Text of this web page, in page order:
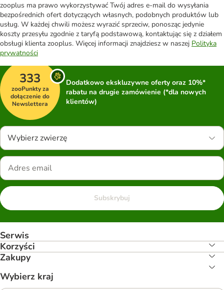
zooplus ma prawo wykorzystywać Twój adres e-mail do wysyłania
bezpośrednich ofert dotyczących własnych, podobnych produktów lub
usług. W każdej chwili możesz wyrazić sprzeciw, ponosząc jedynie
koszty przesyłu zgodnie z taryfą podstawową, kontaktując się z działem
obsługi klienta zooplus. Więcej informacji znajdziesz w naszej Polityka
prywatności
333
zooPunkty za
dołączenie do
Newslettera
Dodatkowo ekskluzywne oferty oraz 10%*
rabatu na drugie zamówienie (*dla nowych
klientów)
Wybierz zwierzę
Subskrybuj
Serwis
Korzyści
Zakupy
Wybierz kraj